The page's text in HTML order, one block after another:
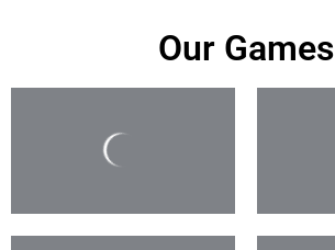
Our Games